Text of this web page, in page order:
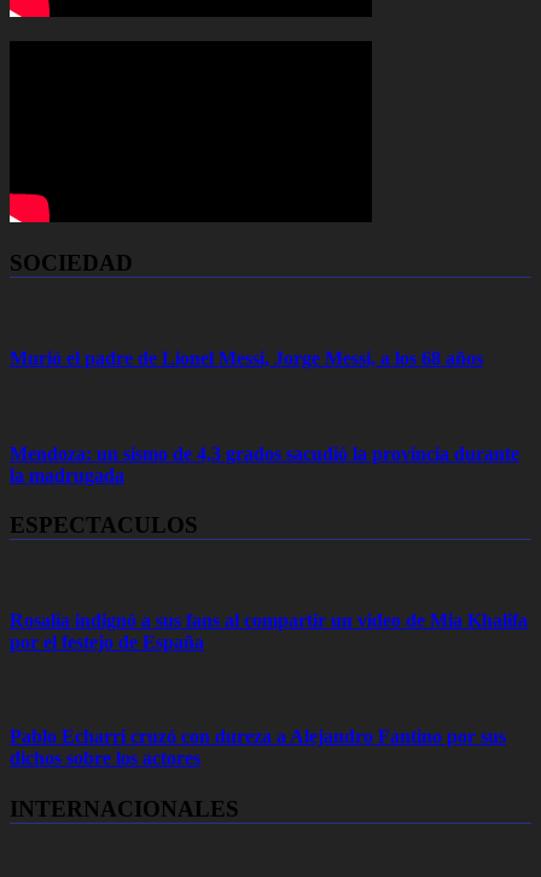
SOCIEDAD
Murió el padre de Lionel Messi, Jorge Messi, a los 68 años
Mendoza: un sismo de 4,3 grados sacudió la provincia durante
la madrugada
ESPECTACULOS
Rosalía indignó a sus fans al compartir un video de Mia Khalifa
por el festejo de España
Pablo Echarri cruzó con dureza a Alejandro Fantino por sus
dichos sobre los actores
INTERNACIONALES